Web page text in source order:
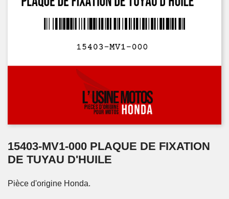
15403-MV1-000 PLAQUE DE FIXATION
DE TUYAU D'HUILE
Pièce d'origine Honda.